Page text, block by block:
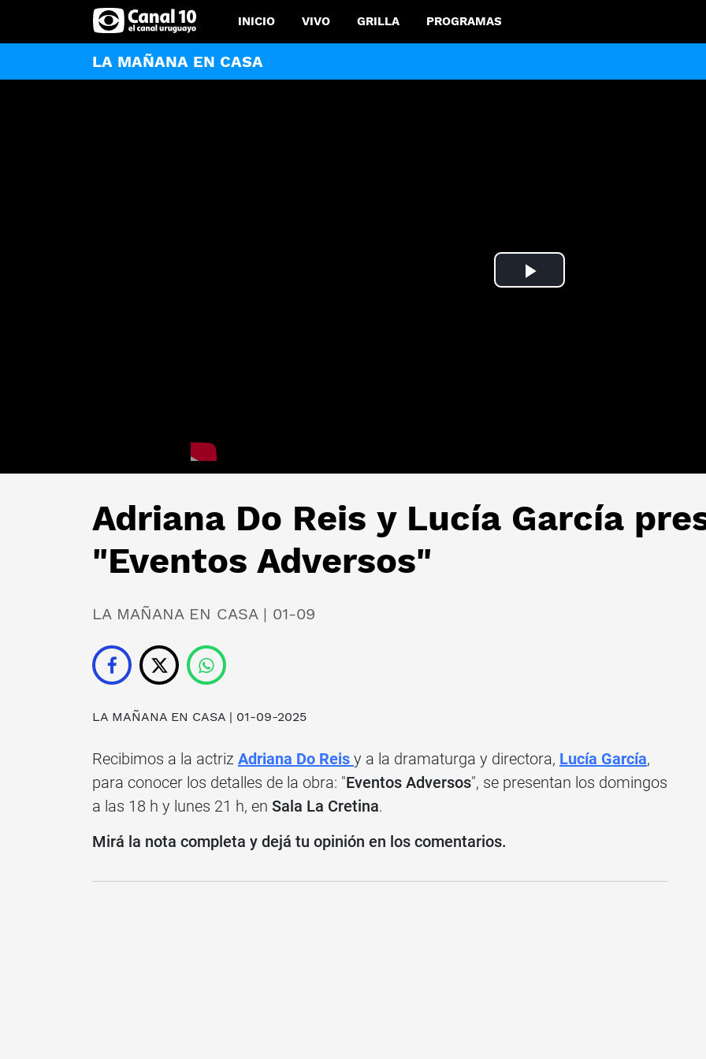
INICIO VIVO GRILLA PROGRAMAS
LA MAÑANA EN CASA
Play
Adriana Do Reis y Lucía García
"Eventos Adversos"
LA MAÑANA EN CASA | 01-09
LA MAÑANA EN CASA | 01-09-2025
Recibimos a la actriz Adriana Do Reis y a la dramaturga y directora, Lucía García,
para conocer los detalles de la obra: "Eventos Adversos", se presentan los domingos
a las 18 h y lunes 21 h, en Sala La Cretina.
Mirá la nota completa y dejá tu opinión en los comentarios.